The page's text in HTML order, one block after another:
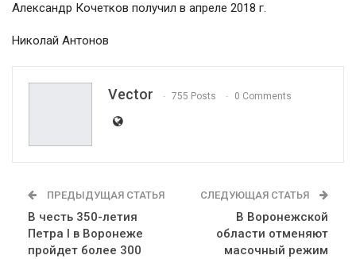
Александр Кочетков получил в апреле 2018 г.
Николай Антонов
Vector 755 Posts 0 Comments
ПРЕДЫДУЩАЯ СТАТЬЯ
В честь 350-летия
Петра I в Воронеже
пройдет более 300
СЛЕДУЮЩАЯ СТАТЬЯ
В Воронежской
области отменяют
масочный режим